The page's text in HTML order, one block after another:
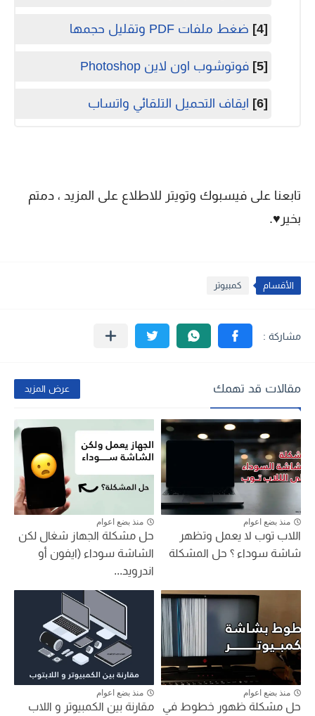
[4] ضغط ملفات PDF وتقليل حجمها
[5] فوتوشوب اون لاين Photoshop
[6] ايقاف التحميل التلقائي واتساب
تابعنا على فيسبوك وتويتر للاطلاع على المزيد ، دمتم
بخير♥.
الأقسام كمبيوتر
مقالات قد تهمك عرض المزيد
منذ بضع اعوام
اللاب توب لا يعمل وتظهر
شاشة سوداء ؟ حل المشكلة
منذ بضع اعوام
حل مشكلة الجهاز شغال لكن
الشاشة سوداء (ايفون أو
اندرويد...
منذ بضع اعوام
حل مشكلة ظهور خطوط في
منذ بضع اعوام
مقارنة بين الكمبيوتر و اللاب